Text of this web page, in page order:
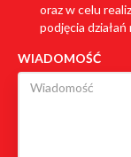
oraz w celu
podjęcia
WIADOMOŚĆ